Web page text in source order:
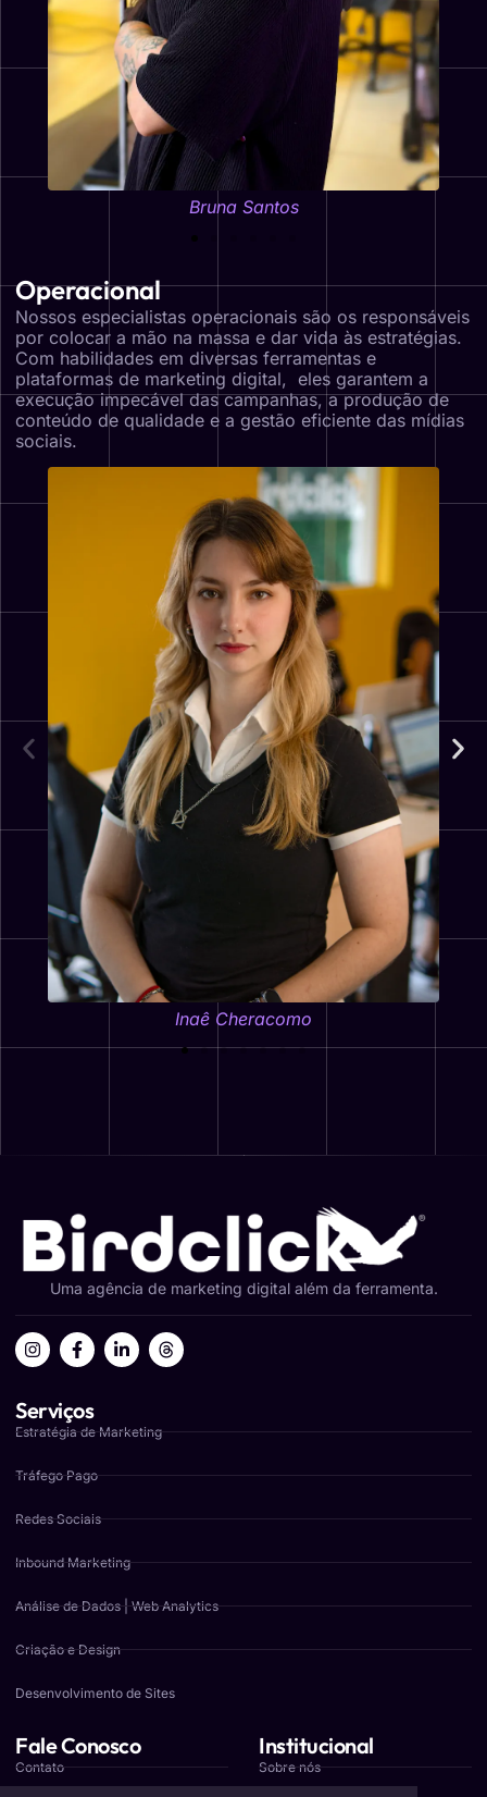
Bruna Santos
Operacional
Nossos especialistas operacionais são os responsáveis
por colocar a mão na massa e dar vida às estratégias.
Com habilidades em diversas ferramentas e
plataformas de marketing digital, eles garantem a
execução impecável das campanhas, a produção de
conteúdo de qualidade e a gestão eficiente das mídias
sociais.
Inaê Cheracomo
Uma agência de marketing digital além da ferramenta.
Serviços
Estratégia de Marketing
Tráfego Pago
Redes Sociais
Inbound Marketing
Análise de Dados | Web Analytics
Criação e Design
Desenvolvimento de Sites
Fale Conosco
Contato
Institucional
Sobre nós